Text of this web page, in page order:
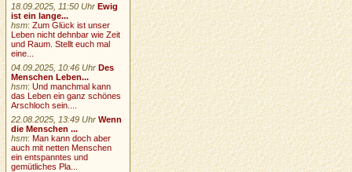
18.09.2025, 11:50 Uhr Ewig
ist ein lange...
hsm:Zum Glück ist unser
Leben nicht dehnbar wie Zeit
und Raum. Stellt euch mal
eine...
04.09.2025, 10:46 Uhr Des
Menschen Leben...
hsm:Und manchmal kann
das Leben ein ganz schönes
Arschloch sein....
22.08.2025, 13:49 Uhr Wenn
die Menschen ...
hsm:Man kann doch aber
auch mit netten Menschen
ein entspanntes und
gemütliches Pla...